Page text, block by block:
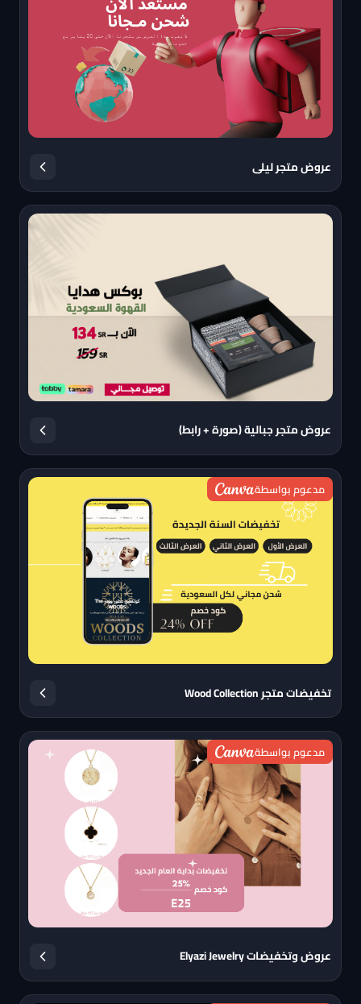
عروض متجر ليلى
عروض متجر جبالية (صورة + رابط)
مدعوم بواسطة
تخفيضات متجر Wood Collection
مدعوم بواسطة
عروض وتخفيضات Elyazi Jewelry